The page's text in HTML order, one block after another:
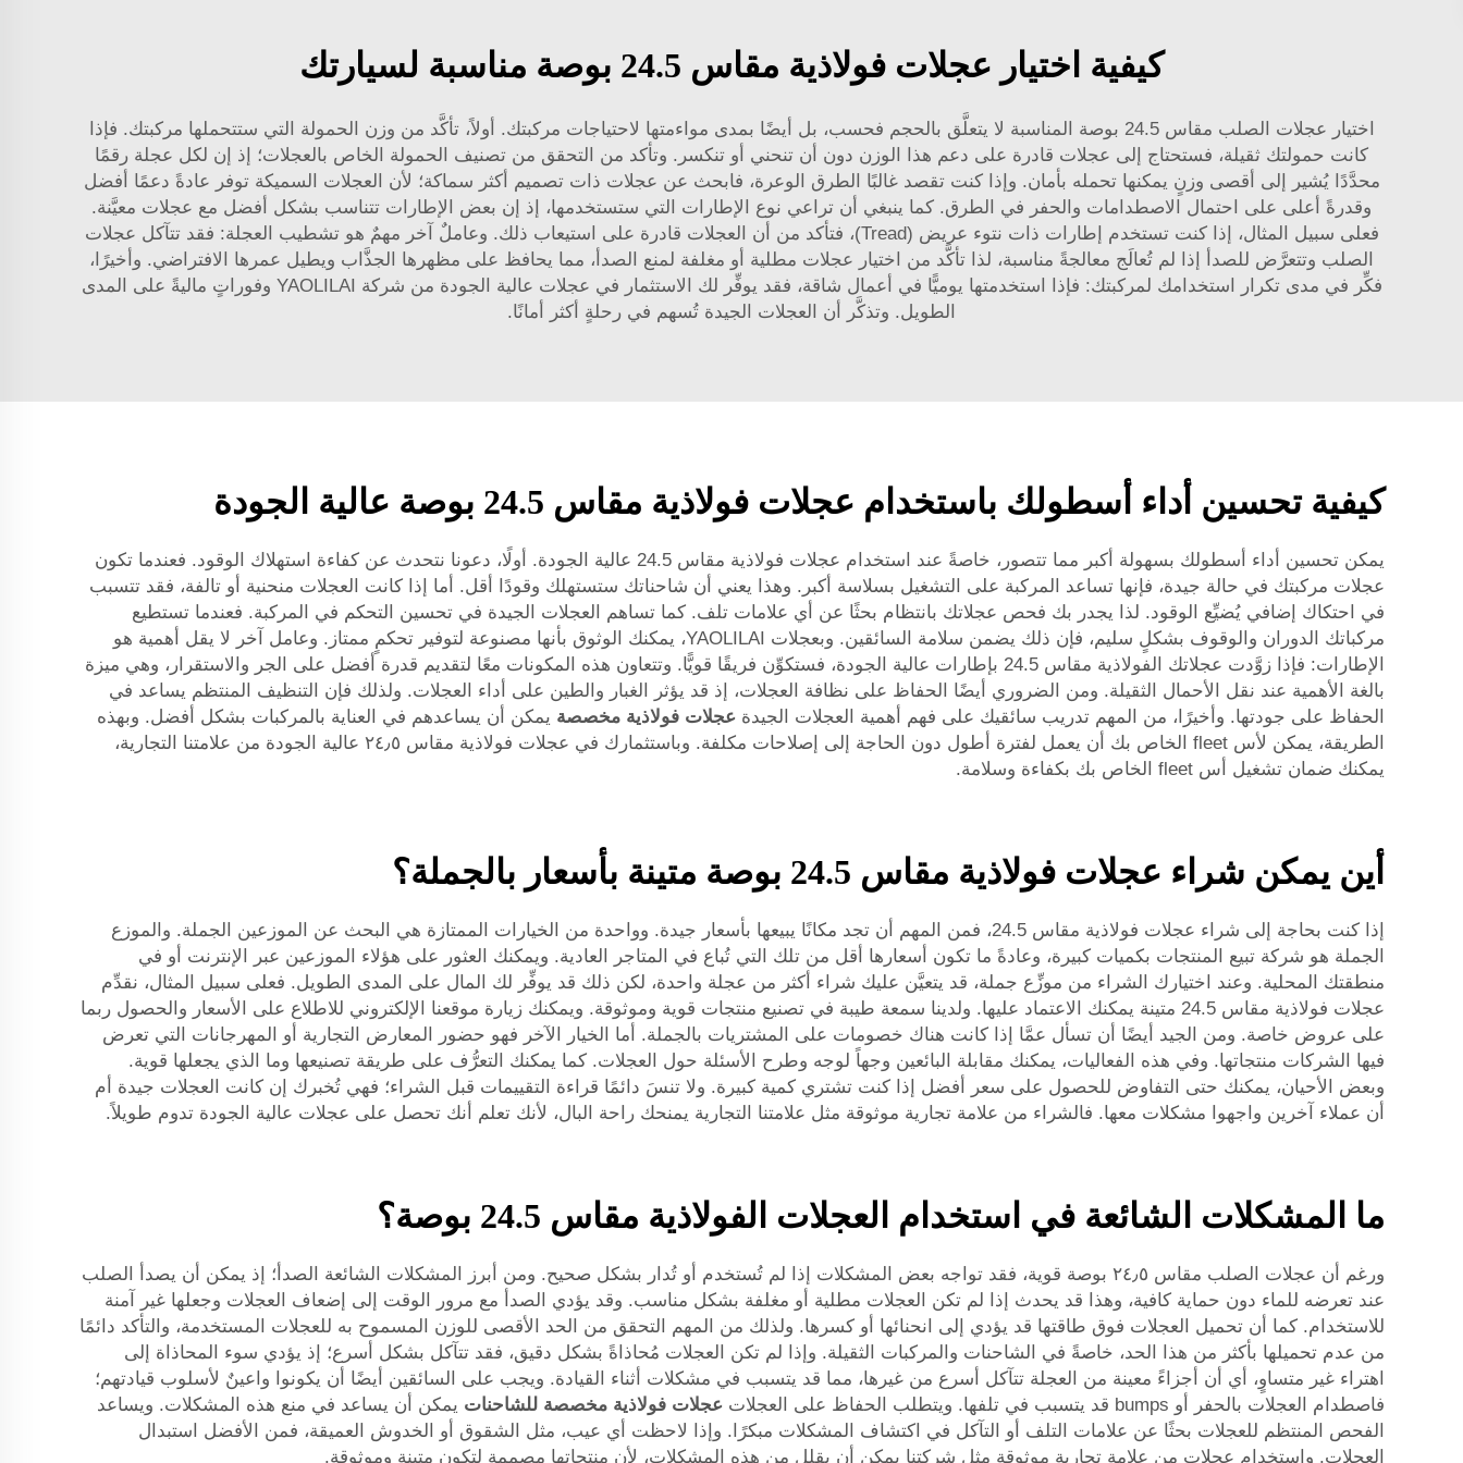
كيفية اختيار عجلات فولاذية مقاس 24.5 بوصة مناسبة لسيارتك
اختيار عجلات الصلب مقاس 24.5 بوصة المناسبة لا يتعلَّق بالحجم فحسب، بل أيضًا بمدى مواءمتها لاحتياجات مركبتك. أولاً، تأكَّد من وزن الحمولة التي ستتحملها مركبتك. فإذا
كانت حمولتك ثقيلة، فستحتاج إلى عجلات قادرة على دعم هذا الوزن دون أن تنحني أو تنكسر. وتأكد من التحقق من تصنيف الحمولة الخاص بالعجلات؛ إذ إن لكل عجلة رقمًا
محدَّدًا يُشير إلى أقصى وزنٍ يمكنها تحمله بأمان. وإذا كنت تقصد غالبًا الطرق الوعرة، فابحث عن عجلات ذات تصميم أكثر سماكة؛ لأن العجلات السميكة توفر عادةً دعمًا أفضل
وقدرةً أعلى على احتمال الاصطدامات والحفر في الطرق. كما ينبغي أن تراعي نوع الإطارات التي ستستخدمها، إذ إن بعض الإطارات تتناسب بشكل أفضل مع عجلات معيَّنة.
فعلى سبيل المثال، إذا كنت تستخدم إطارات ذات نتوء عريض (Tread)، فتأكد من أن العجلات قادرة على استيعاب ذلك. وعاملٌ آخر مهمٌ هو تشطيب العجلة: فقد تتآكل عجلات
الصلب وتتعرَّض للصدأ إذا لم تُعالَج معالجةً مناسبة، لذا تأكَّد من اختيار عجلات مطلية أو مغلفة لمنع الصدأ، مما يحافظ على مظهرها الجذَّاب ويطيل عمرها الافتراضي. وأخيرًا،
فكِّر في مدى تكرار استخدامك لمركبتك: فإذا استخدمتها يوميًّا في أعمال شاقة، فقد يوفِّر لك الاستثمار في عجلات عالية الجودة من شركة YAOLILAI وفوراتٍ ماليةً على المدى
الطويل. وتذكَّر أن العجلات الجيدة تُسهم في رحلةٍ أكثر أمانًا.
كيفية تحسين أداء أسطولك باستخدام عجلات فولاذية مقاس 24.5 بوصة عالية الجودة
يمكن تحسين أداء أسطولك بسهولة أكبر مما تتصور، خاصةً عند استخدام عجلات فولاذية مقاس 24.5 عالية الجودة. أولًا، دعونا نتحدث عن كفاءة استهلاك الوقود. فعندما تكون
عجلات مركبتك في حالة جيدة، فإنها تساعد المركبة على التشغيل بسلاسة أكبر. وهذا يعني أن شاحناتك ستستهلك وقودًا أقل. أما إذا كانت العجلات منحنية أو تالفة، فقد تتسبب
في احتكاك إضافي يُضيِّع الوقود. لذا يجدر بك فحص عجلاتك بانتظام بحثًا عن أي علامات تلف. كما تساهم العجلات الجيدة في تحسين التحكم في المركبة. فعندما تستطيع
مركباتك الدوران والوقوف بشكلٍ سليم، فإن ذلك يضمن سلامة السائقين. وبعجلات YAOLILAI، يمكنك الوثوق بأنها مصنوعة لتوفير تحكمٍ ممتاز. وعامل آخر لا يقل أهمية هو
الإطارات: فإذا زوَّدت عجلاتك الفولاذية مقاس 24.5 بإطارات عالية الجودة، فستكوِّن فريقًا قويًّا. وتتعاون هذه المكونات معًا لتقديم قدرة أفضل على الجر والاستقرار، وهي ميزة
بالغة الأهمية عند نقل الأحمال الثقيلة. ومن الضروري أيضًا الحفاظ على نظافة العجلات، إذ قد يؤثر الغبار والطين على أداء العجلات. ولذلك فإن التنظيف المنتظم يساعد في
الحفاظ على جودتها. وأخيرًا، من المهم تدريب سائقيك على فهم أهمية العجلات الجيدة عجلات فولاذية مخصصة يمكن أن يساعدهم في العناية بالمركبات بشكل أفضل. وبهذه
الطريقة، يمكن لأس fleet الخاص بك أن يعمل لفترة أطول دون الحاجة إلى إصلاحات مكلفة. وباستثمارك في عجلات فولاذية مقاس ٢٤٫٥ عالية الجودة من علامتنا التجارية،
يمكنك ضمان تشغيل أس fleet الخاص بك بكفاءة وسلامة.
أين يمكن شراء عجلات فولاذية مقاس 24.5 بوصة متينة بأسعار بالجملة؟
إذا كنت بحاجة إلى شراء عجلات فولاذية مقاس 24.5، فمن المهم أن تجد مكانًا يبيعها بأسعار جيدة. وواحدة من الخيارات الممتازة هي البحث عن الموزعين الجملة. والموزع
الجملة هو شركة تبيع المنتجات بكميات كبيرة، وعادةً ما تكون أسعارها أقل من تلك التي تُباع في المتاجر العادية. ويمكنك العثور على هؤلاء الموزعين عبر الإنترنت أو في
منطقتك المحلية. وعند اختيارك الشراء من موزِّع جملة، قد يتعيَّن عليك شراء أكثر من عجلة واحدة، لكن ذلك قد يوفِّر لك المال على المدى الطويل. فعلى سبيل المثال، نقدِّم
عجلات فولاذية مقاس 24.5 متينة يمكنك الاعتماد عليها. ولدينا سمعة طيبة في تصنيع منتجات قوية وموثوقة. ويمكنك زيارة موقعنا الإلكتروني للاطلاع على الأسعار والحصول ربما
على عروض خاصة. ومن الجيد أيضًا أن تسأل عمَّا إذا كانت هناك خصومات على المشتريات بالجملة. أما الخيار الآخر فهو حضور المعارض التجارية أو المهرجانات التي تعرض
فيها الشركات منتجاتها. وفي هذه الفعاليات، يمكنك مقابلة البائعين وجهاً لوجه وطرح الأسئلة حول العجلات. كما يمكنك التعرُّف على طريقة تصنيعها وما الذي يجعلها قوية.
وبعض الأحيان، يمكنك حتى التفاوض للحصول على سعر أفضل إذا كنت تشتري كمية كبيرة. ولا تنسَ دائمًا قراءة التقييمات قبل الشراء؛ فهي تُخبرك إن كانت العجلات جيدة أم
أن عملاء آخرين واجهوا مشكلات معها. فالشراء من علامة تجارية موثوقة مثل علامتنا التجارية يمنحك راحة البال، لأنك تعلم أنك تحصل على عجلات عالية الجودة تدوم طويلاً.
ما المشكلات الشائعة في استخدام العجلات الفولاذية مقاس 24.5 بوصة؟
ورغم أن عجلات الصلب مقاس ٢٤٫٥ بوصة قوية، فقد تواجه بعض المشكلات إذا لم تُستخدم أو تُدار بشكل صحيح. ومن أبرز المشكلات الشائعة الصدأ؛ إذ يمكن أن يصدأ الصلب
عند تعرضه للماء دون حماية كافية، وهذا قد يحدث إذا لم تكن العجلات مطلية أو مغلفة بشكل مناسب. وقد يؤدي الصدأ مع مرور الوقت إلى إضعاف العجلات وجعلها غير آمنة
للاستخدام. كما أن تحميل العجلات فوق طاقتها قد يؤدي إلى انحنائها أو كسرها. ولذلك من المهم التحقق من الحد الأقصى للوزن المسموح به للعجلات المستخدمة، والتأكد دائمًا
من عدم تحميلها بأكثر من هذا الحد، خاصةً في الشاحنات والمركبات الثقيلة. وإذا لم تكن العجلات مُحاذاةً بشكل دقيق، فقد تتآكل بشكل أسرع؛ إذ يؤدي سوء المحاذاة إلى
اهتراء غير متساوٍ، أي أن أجزاءً معينة من العجلة تتآكل أسرع من غيرها، مما قد يتسبب في مشكلات أثناء القيادة. ويجب على السائقين أيضًا أن يكونوا واعينٌ لأسلوب قيادتهم؛
فاصطدام العجلات بالحفر أو bumps قد يتسبب في تلفها. ويتطلب الحفاظ على العجلات
عجلات فولاذية مخصصة للشاحنات يمكن أن يساعد في منع هذه المشكلات. ويساعد
الفحص المنتظم للعجلات بحثًا عن علامات التلف أو التآكل في اكتشاف المشكلات مبكرًا. وإذا لاحظت أي عيب، مثل الشقوق أو الخدوش العميقة، فمن الأفضل استبدال
العجلات. واستخدام عجلات من علامة تجارية موثوقة مثل شركتنا يمكن أن يقلل من هذه المشكلات، لأن منتجاتها مصممة لتكون متينة وموثوقة.